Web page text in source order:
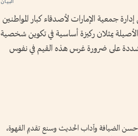
جمعية الإمارات لأصدقاء كبار المواطنين
يمثلان ركيزة أساسية في تكوين شخصية
مشددة على ضرورة غرس هذه القيم في نفوس
الضيافة وآداب الحديث وسنع تقديم القهوة،